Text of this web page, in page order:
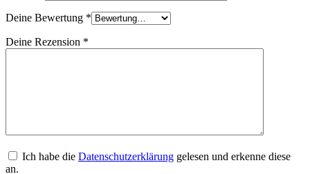
Deine Bewertung *
Deine Rezension *
Ich habe die Datenschutzerklärung gelesen und erkenne diese
an.